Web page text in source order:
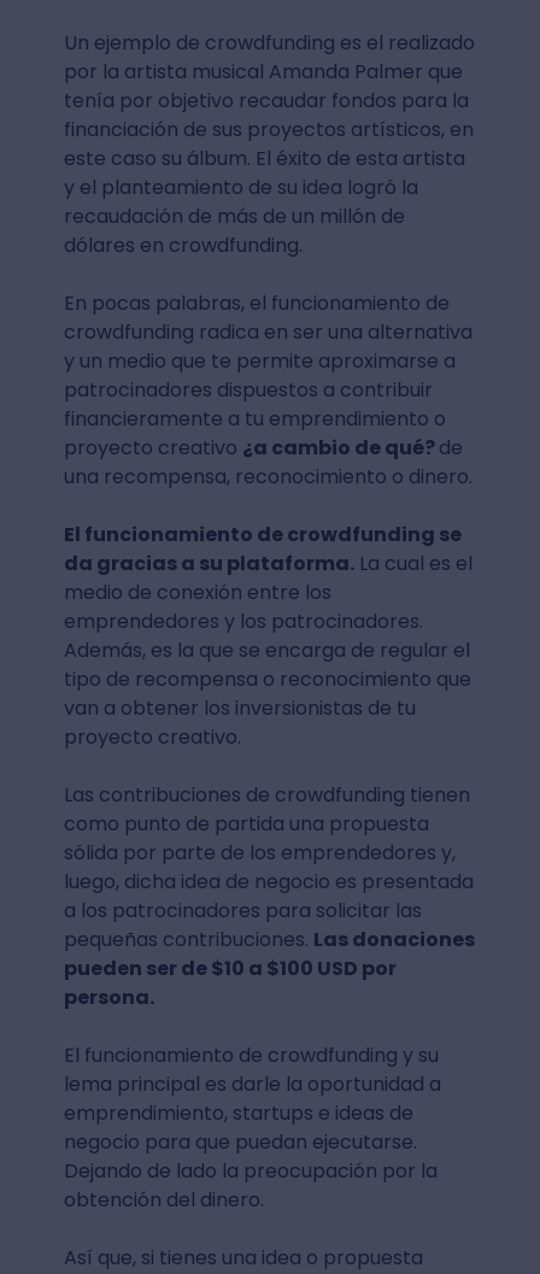
Un ejemplo de crowdfunding es el realizado
por la artista musical Amanda Palmer que
tenía por objetivo recaudar fondos para la
financiación de sus proyectos artísticos, en
este caso su álbum. El éxito de esta artista
y el planteamiento de su idea logró la
recaudación de más de un millón de
dólares en crowdfunding.
En pocas palabras, el funcionamiento de
crowdfunding radica en ser una alternativa
y un medio que te permite aproximarse a
patrocinadores dispuestos a contribuir
financieramente a tu emprendimiento o
proyecto creativo ¿a cambio de qué?de
una recompensa, reconocimiento o dinero.
El funcionamiento de crowdfunding se
da gracias a su plataforma.La cual es el
medio de conexión entre los
emprendedores y los patrocinadores.
Además, es la que se encarga de regular el
tipo de recompensa o reconocimiento que
van a obtener los inversionistas de tu
proyecto creativo.
Las contribuciones de crowdfunding tienen
como punto de partida una propuesta
sólida por parte de los emprendedores y,
luego, dicha idea de negocio es presentada
a los patrocinadores para solicitar las
pequeñas contribuciones. Las donaciones
pueden ser de $10 a $100 USD por
persona.
El funcionamiento de crowdfunding y su
lema principal es darle la oportunidad a
emprendimiento, startups e ideas de
negocio para que puedan ejecutarse.
Dejando de lado la preocupación por la
obtención del dinero.
Así que, si tienes una idea o propuesta